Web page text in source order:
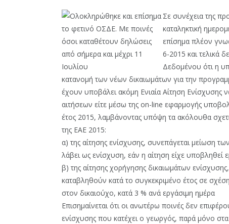
Σε συνέχεια της
καταληκτική
επίσημα πλέον
6-2015 και τελικά
Δεδομένου ότι η
κατανομή των νέων δικαιωμάτων για την
έχουν υποβάλει ακόμη Ενιαία Αίτηση Ενίσχυσης
αιτήσεων είτε μέσω της on-line εφαρμογής
έτος 2015, λαμβάνοντας υπόψη τα ακόλουθα
της ΕΑΕ 2015:
α) της αίτησης ενίσχυσης, συνεπάγεται μείωση
λάβει ως ενίσχυση, εάν η αίτηση είχε
β) της αίτησης χορήγησης δικαιωμάτων
καταβληθούν κατά το συγκεκριμένο έτος σε
στον δικαιούχο, κατά 3 % ανά εργάσιμη ημέρα
Επισημαίνεται ότι οι ανωτέρω ποινές δεν
ενίσχυσης που κατέχει ο γεωργός, παρά μόνο